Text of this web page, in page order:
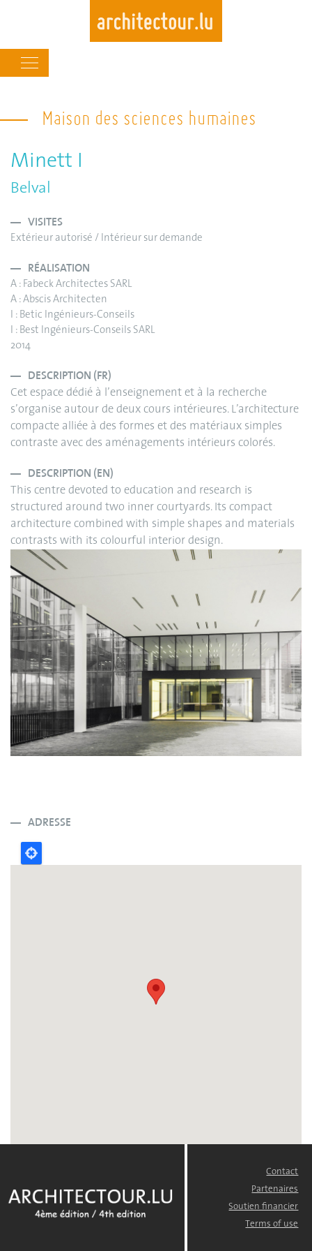
main
navigation
Maison des sciences humaines
Minett I
Belval
VISITES
Extérieur autorisé / Intérieur sur demande
RÉALISATION
A : Fabeck Architectes SARL
A : Abscis Architecten
I : Betic Ingénieurs-Conseils
I : Best Ingénieurs-Conseils SARL
2014
DESCRIPTION (FR)
Cet espace dédié à l’enseignement et à la recherche
s’organise autour de deux cours intérieures. L’architecture
compacte alliée à des formes et des matériaux simples
contraste avec des aménagements intérieurs colorés.
DESCRIPTION (EN)
This centre devoted to education and research is
structured around two inner courtyards. Its compact
architecture combined with simple shapes and materials
contrasts with its colourful interior design.
ADRESSE
Contact
Partenaires
Soutien financier
Terms of use